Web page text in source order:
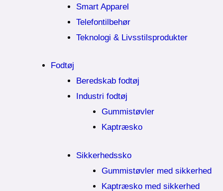
Smart Apparel
Telefontilbehør
Teknologi & Livsstilsprodukter
Fodtøj
Beredskab fodtøj
Industri fodtøj
Gummistøvler
Kaptræsko
Sikkerhedssko
Gummistøvler med sikkerhed
Kaptræsko med sikkerhed